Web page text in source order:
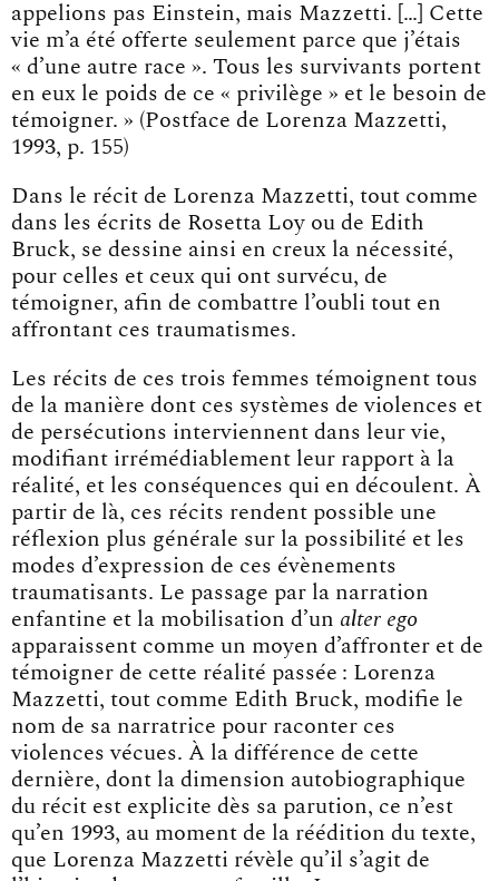
appelions pas Einstein, mais Mazzetti. […] Cette
vie m’a été offerte seulement parce que j’étais
« d’une autre race ». Tous les survivants portent
en eux le poids de ce « privilège » et le besoin de
témoigner. » (Postface de Lorenza Mazzetti,
1993, p. 155)
Dans le récit de Lorenza Mazzetti, tout comme
dans les écrits de Rosetta Loy ou de Edith
Bruck, se dessine ainsi en creux la nécessité,
pour celles et ceux qui ont survécu, de
témoigner, afin de combattre l’oubli tout en
affrontant ces traumatismes.
Les récits de ces trois femmes témoignent tous
de la manière dont ces systèmes de violences et
de persécutions interviennent dans leur vie,
modifiant irrémédiablement leur rapport à la
réalité, et les conséquences qui en découlent. À
partir de là, ces récits rendent possible une
réflexion plus générale sur la possibilité et les
modes d’expression de ces évènements
traumatisants. Le passage par la narration
enfantine et la mobilisation d’un alter ego
apparaissent comme un moyen d’affronter et de
témoigner de cette réalité passée : Lorenza
Mazzetti, tout comme Edith Bruck, modifie le
nom de sa narratrice pour raconter ces
violences vécues. À la différence de cette
dernière, dont la dimension autobiographique
du récit est explicite dès sa parution, ce n’est
qu’en 1993, au moment de la réédition du texte,
que Lorenza Mazzetti révèle qu’il s’agit de